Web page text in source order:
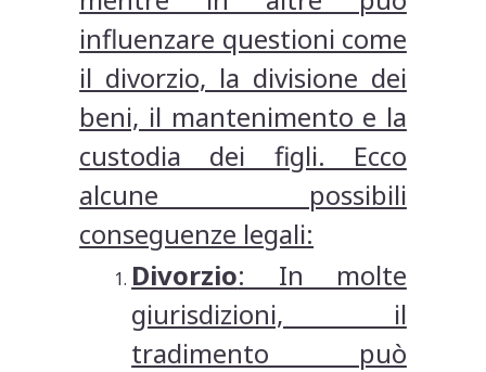
influenzare questioni come
il divorzio, la divisione dei
beni, il mantenimento e la
custodia dei figli. Ecco
alcune possibili
conseguenze legali:
Divorzio: In molte
giurisdizioni, il
tradimento può